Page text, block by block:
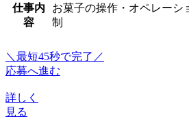
仕事内
容
お菓子の操作・オペレーシ
制
＼最短45秒で完了／
応募へ進む
詳しく
見る